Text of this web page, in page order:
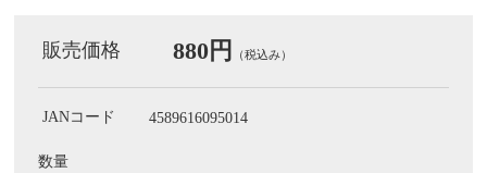
販売価格 880円 （税込み）
JANコード 4589616095014
数量